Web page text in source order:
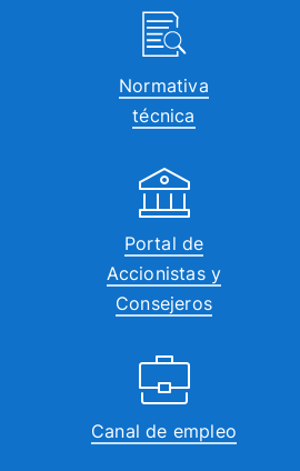
Normativa
técnica
Portal de
Accionistas y
Consejeros
Canal de empleo